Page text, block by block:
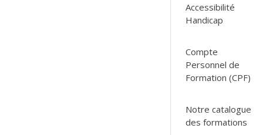
Accessibilité
Handicap
Compte
Personnel de
Formation (CPF)
Notre catalogue
des formations